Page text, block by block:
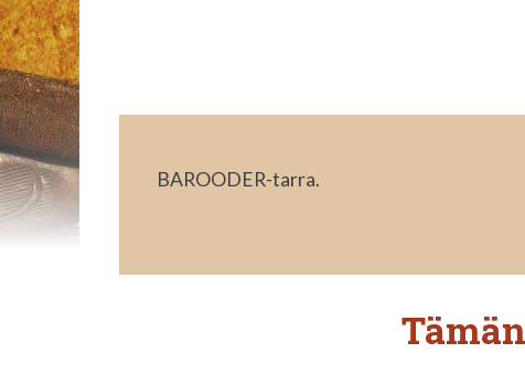
BAROODER-tarra.